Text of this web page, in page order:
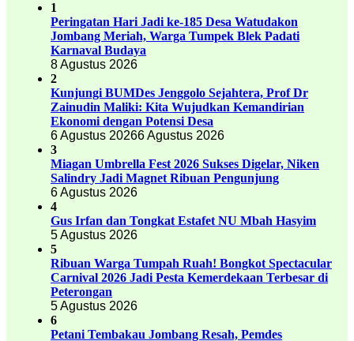
1
Peringatan Hari Jadi ke-185 Desa Watudakon
Jombang Meriah, Warga Tumpek Blek Padati
Karnaval Budaya
8 Agustus 2026
2
Kunjungi BUMDes Jenggolo Sejahtera, Prof Dr
Zainudin Maliki: Kita Wujudkan Kemandirian
Ekonomi dengan Potensi Desa
6 Agustus 20266 Agustus 2026
3
Miagan Umbrella Fest 2026 Sukses Digelar, Niken
Salindry Jadi Magnet Ribuan Pengunjung
6 Agustus 2026
4
Gus Irfan dan Tongkat Estafet NU Mbah Hasyim
5 Agustus 2026
5
Ribuan Warga Tumpah Ruah! Bongkot Spectacular
Carnival 2026 Jadi Pesta Kemerdekaan Terbesar di
Peterongan
5 Agustus 2026
6
Petani Tembakau Jombang Resah, Pemdes